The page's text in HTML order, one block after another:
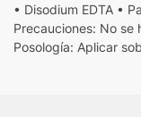
• Disodium EDTA •
Precauciones: No se
Posología: Aplicar